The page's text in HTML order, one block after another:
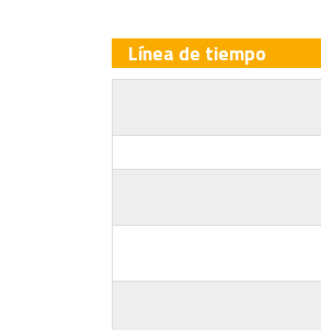
Línea de tiempo